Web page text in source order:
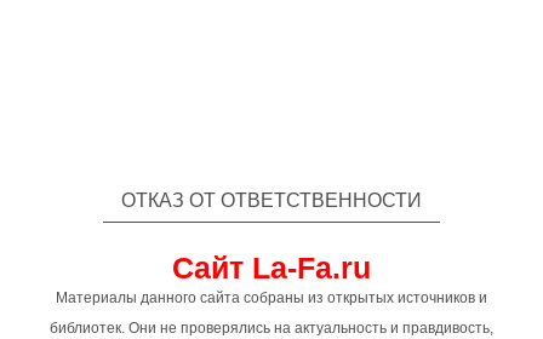
ОТКАЗ ОТ ОТВЕТСТВЕННОСТИ
Сайт La-Fa.ru
Материалы данного сайта собраны из открытых источников и
библиотек. Они не проверялись на актуальность и правдивость,